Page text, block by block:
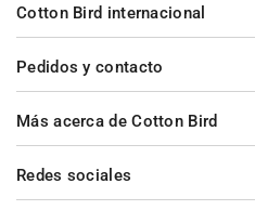
Pedidos y contacto
Más acerca de Cotton Bird
Cotton Bird internacional
Redes sociales